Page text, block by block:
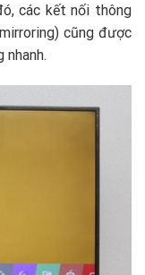
các kết nối thông
cũng được